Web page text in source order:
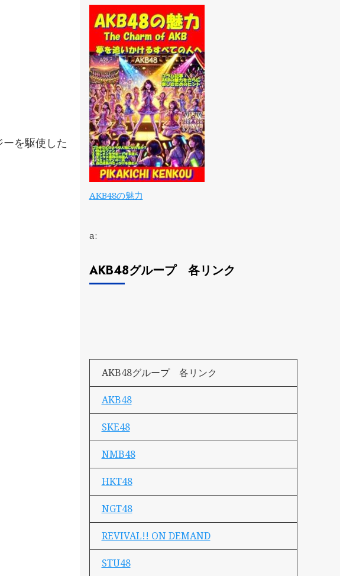
を駆使した
AKB48の魅力
a:
AKB48グループ 各リンク
AKB48グループ 各リンク
AKB48
SKE48
NMB48
HKT48
NGT48
REVIVAL!! ON DEMAND
STU48